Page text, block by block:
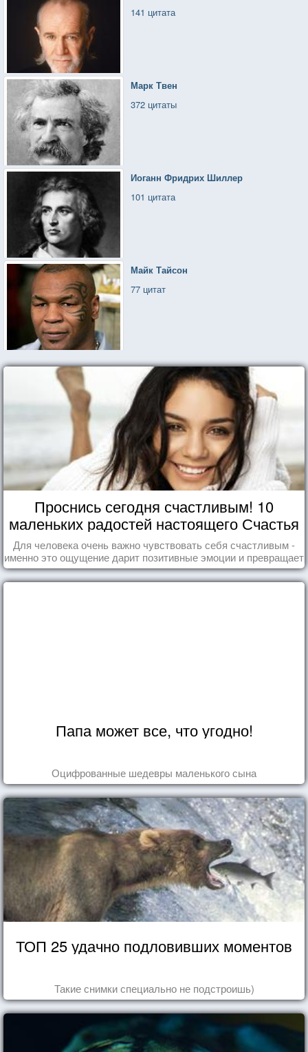
141 цитата
Марк Твен
372 цитаты
Иоганн Фридрих Шиллер
101 цитата
Майк Тайсон
77 цитат
Проснись сегодня счастливым! 10
маленьких радостей настоящего Счастья
Для человека очень важно чувствовать себя счастливым -
именно это ощущение дарит позитивные эмоции и превращает
каждый день в маленький праздник.
Папа может все, что угодно!
Оцифрованные шедевры маленького сына
ТОП 25 удачно подловивших моментов
Такие снимки специально не подстроишь)